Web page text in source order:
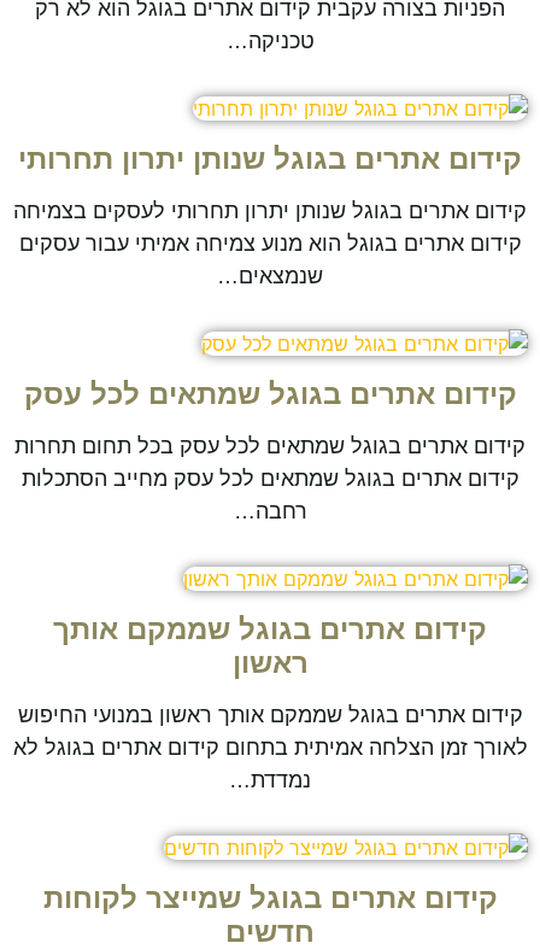
הפניות בצורה עקבית קידום אתרים בגוגל הוא לא רק
טכניקה…
קידום אתרים בגוגל שנותן יתרון תחרותי
קידום אתרים בגוגל שנותן יתרון תחרותי לעסקים בצמיחה
קידום אתרים בגוגל הוא מנוע צמיחה אמיתי עבור עסקים
שנמצאים…
קידום אתרים בגוגל שמתאים לכל עסק
קידום אתרים בגוגל שמתאים לכל עסק בכל תחום תחרות
קידום אתרים בגוגל שמתאים לכל עסק מחייב הסתכלות
רחבה…
קידום אתרים בגוגל שממקם אותך
ראשון
קידום אתרים בגוגל שממקם אותך ראשון במנועי החיפוש
לאורך זמן הצלחה אמיתית בתחום קידום אתרים בגוגל לא
נמדדת…
קידום אתרים בגוגל שמייצר לקוחות
חדשים